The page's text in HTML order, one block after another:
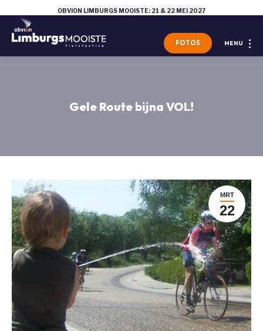
OBVION LIMBURGS MOOISTE: 21 & 22 MEI 2027
MENU
FOTOS
Gele Route bijna VOL!
MRT
22